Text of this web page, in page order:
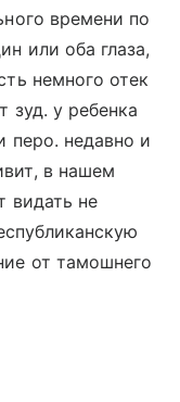
времени по
или оба глаза,
немного отек
зуд. у ребенка
перо. недавно и
в нашем
видать не
от тамошнего